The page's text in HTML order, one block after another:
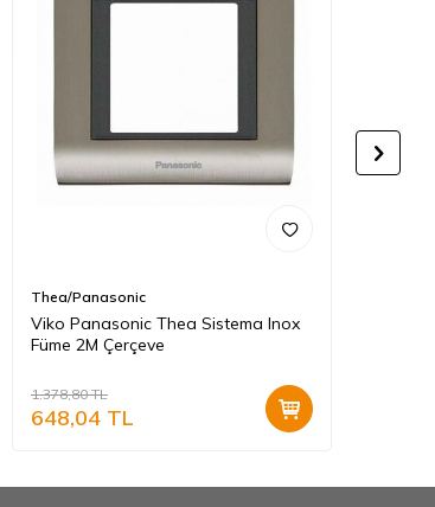
Thea/Panasonic
Viko Panasonic Thea Sistema Inox
Füme 2M Çerçeve
1.378,80TL
648,04 TL